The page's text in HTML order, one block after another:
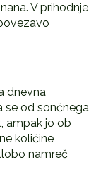
V prihodnje
dnevna
se od sončnega
ampak jo ob
količine
namreč